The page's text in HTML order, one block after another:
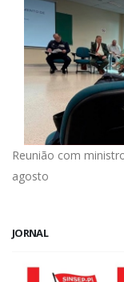
Reunião com
agosto
JORNAL